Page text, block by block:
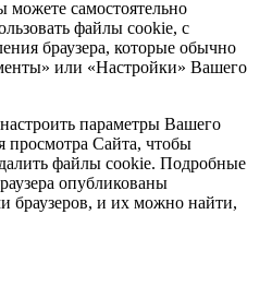
самостоятельно
файлы cookie, с
браузера, которые обычно
или «Настройки» Вашего
параметры Вашего
просмотра Сайта, чтобы
файлы cookie. Подробные
опубликованы
браузеров, и их можно найти,